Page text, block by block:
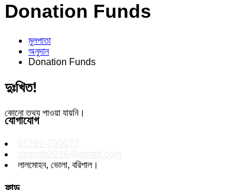
Donation Funds
মুলপাতা
অনুদান
Donation Funds
দুঃখিত!
কোনো তথ্য পাওয়া যায়নি।
যোগাযোগ
লালমোহন, ভোলা, বরিশাল।